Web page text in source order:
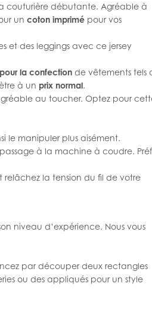
couturière débutante. Agréable à
un coton imprimé pour vos
et des leggings avec ce jersey
la confection de vêtements tels
à un prix normal.
au toucher. Optez pour
le manipuler plus aisément.
à la machine à coudre.
relâchez la tension du fil de votre
niveau d’expérience. Nous vous
par découper deux rectangles
ou des appliqués pour un style